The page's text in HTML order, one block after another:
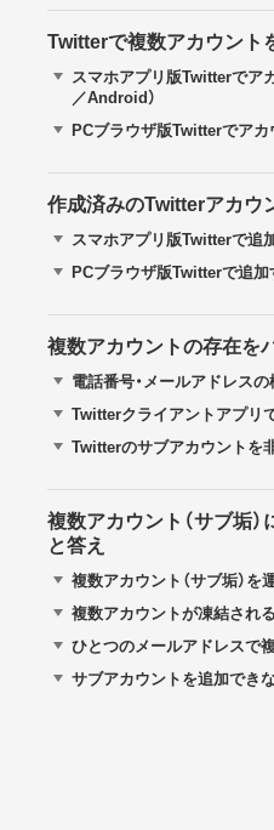
Twitterで複数アカウント
スマホアプリ版Twitterでア
／Android）
PCブラウザ版Twitterでアカ
作成済みのTwitterアカウ
スマホアプリ版Twitterで追
PCブラウザ版Twitterで追加
複数アカウントの存在を
電話番号・メールアドレス
Twitterクライアントアプリ
Twitterのサブアカウントを
複数アカウント（サブ垢
と答え
複数アカウント（サブ垢）
複数アカウントが凍結される
ひとつのメールアドレスで
サブアカウントを追加でき